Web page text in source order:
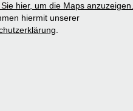
hier, um die Maps anzuzeigen.
hiermit unserer